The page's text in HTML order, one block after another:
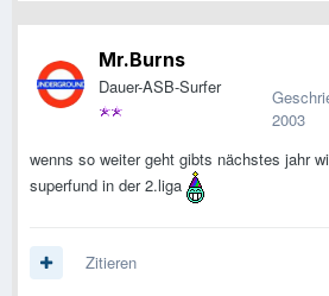
Mr.Burns
Dauer-ASB-Surfer
2003
wenns so weiter geht gibts nächstes jahr
superfund in der 2.liga
Zitieren